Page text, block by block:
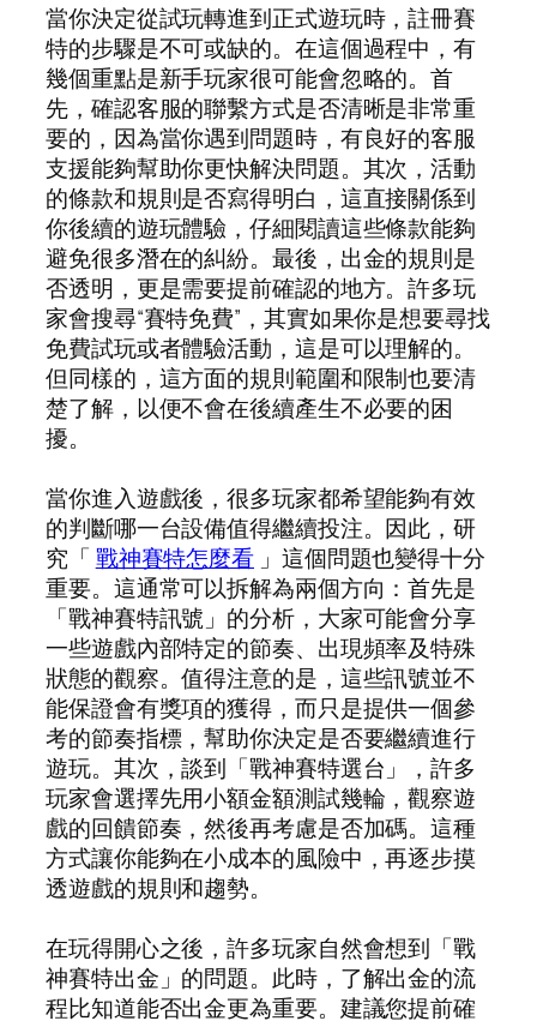
當你決定從試玩轉進到正式遊玩時，註冊賽
特的步驟是不可或缺的。在這個過程中，有
幾個重點是新手玩家很可能會忽略的。首
先，確認客服的聯繫方式是否清晰是非常重
要的，因為當你遇到問題時，有良好的客服
支援能夠幫助你更快解決問題。其次，活動
的條款和規則是否寫得明白，這直接關係到
你後續的遊玩體驗，仔細閱讀這些條款能夠
避免很多潛在的糾紛。最後，出金的規則是
否透明，更是需要提前確認的地方。許多玩
家會搜尋“賽特免費”，其實如果你是想要尋找
免費試玩或者體驗活動，這是可以理解的。
但同樣的，這方面的規則範圍和限制也要清
楚了解，以便不會在後續產生不必要的困
擾。
當你進入遊戲後，很多玩家都希望能夠有效
的判斷哪一台設備值得繼續投注。因此，研
究「 戰神賽特怎麼看 」這個問題也變得十分
重要。這通常可以拆解為兩個方向：首先是
「戰神賽特訊號」的分析，大家可能會分享
一些遊戲內部特定的節奏、出現頻率及特殊
狀態的觀察。值得注意的是，這些訊號並不
能保證會有獎項的獲得，而只是提供一個參
考的節奏指標，幫助你決定是否要繼續進行
遊玩。其次，談到「戰神賽特選台」，許多
玩家會選擇先用小額金額測試幾輪，觀察遊
戲的回饋節奏，然後再考慮是否加碼。這種
方式讓你能夠在小成本的風險中，再逐步摸
透遊戲的規則和趨勢。
在玩得開心之後，許多玩家自然會想到「戰
神賽特出金」的問題。此時，了解出金的流
程比知道能否出金更為重要。建議您提前確